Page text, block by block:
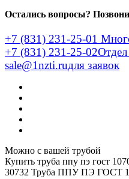
Остались вопросы?
+7 (831) 231-25-01
+7 (831) 231-25-02
sale@1nzti.ruдля заявок
Можно с вашей трубой
Купить труба ппу пэ гост
30732 Труба ППУ ПЭ ГОСТ